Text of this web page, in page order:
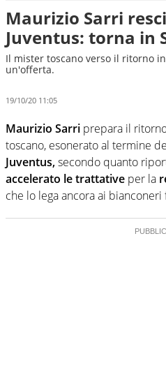
Maurizio Sarri
Juventus: torna in
Il mister toscano verso il ritorno
un'offerta.
19/10/20 11:05
Maurizio Sarri prepara il
toscano, esonerato al termine
Juventus,secondo quanto
accelerato le trattative per la
che lo lega ancora ai